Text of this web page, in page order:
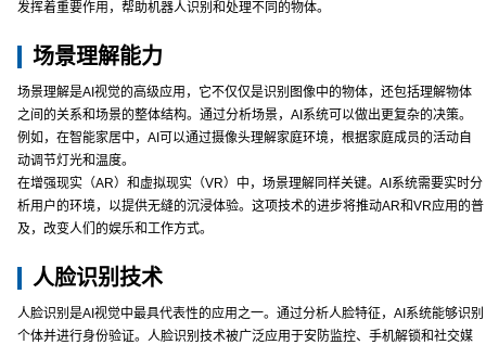
发挥着重要作用，帮助机器人识别和处理不同的物体。
场景理解能力
场景理解是AI视觉的高级应用，它不仅仅是识别图像中的物体，还包括理解物体
之间的关系和场景的整体结构。通过分析场景，AI系统可以做出更复杂的决策。
例如，在智能家居中，AI可以通过摄像头理解家庭环境，根据家庭成员的活动自
动调节灯光和温度。
在增强现实（AR）和虚拟现实（VR）中，场景理解同样关键。AI系统需要实时分
析用户的环境，以提供无缝的沉浸体验。这项技术的进步将推动AR和VR应用的普
及，改变人们的娱乐和工作方式。
人脸识别技术
人脸识别是AI视觉中最具代表性的应用之一。通过分析人脸特征，AI系统能够识别
个体并进行身份验证。人脸识别技术被广泛应用于安防监控、手机解锁和社交媒